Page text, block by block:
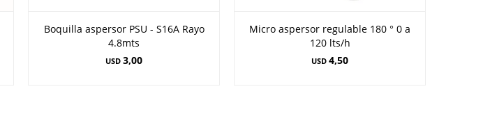
Boquilla aspersor PSU - S16A Rayo
4.8mts
USD 3,00
Micro aspersor regulable 180 ° 0 a
120 lts/h
USD 4,50